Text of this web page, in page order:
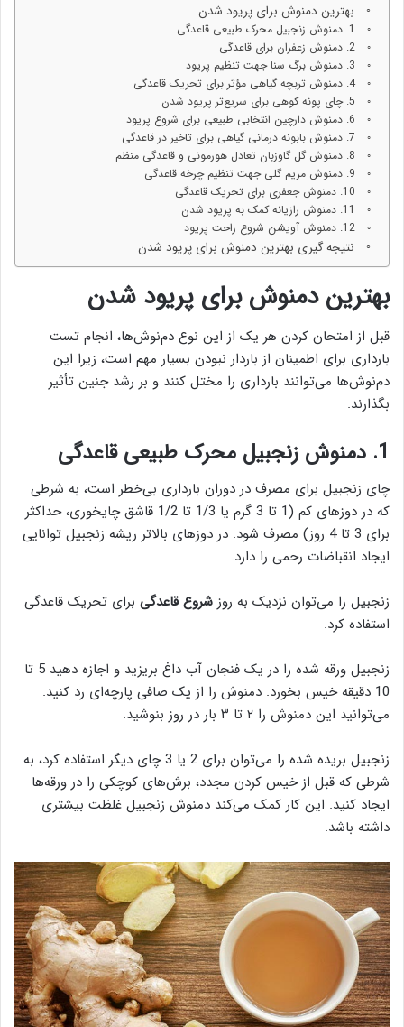
بهترین دمنوش برای پریود شدن
1. دمنوش زنجبیل محرک طبیعی قاعدگی
2. دمنوش زعفران برای قاعدگی
3. دمنوش برگ سنا جهت تنظیم پریود
4. دمنوش تربچه گیاهی مؤثر برای تحریک قاعدگی
5. چای پونه کوهی برای سریع‌تر پریود شدن
6. دمنوش دارچین انتخابی طبیعی برای شروع پریود
7. دمنوش بابونه درمانی گیاهی برای تاخیر در قاعدگی
8. دمنوش گل گاوزبان تعادل هورمونی و قاعدگی منظم
9. دمنوش مریم گلی جهت تنظیم چرخه قاعدگی
10. دمنوش جعفری برای تحریک قاعدگی
11. دمنوش رازیانه کمک به پریود شدن
12. دمنوش آویشن شروع راحت پریود
نتیجه گیری بهترین دمنوش برای پریود شدن
بهترین دمنوش برای پریود شدن
قبل از امتحان کردن هر یک از این نوع دم‌نوش‌ها، انجام تست
بارداری برای اطمینان از باردار نبودن بسیار مهم است، زیرا این
دم‌نوش‌ها می‌توانند بارداری را مختل کنند و بر رشد جنین تأثیر
بگذارند.
1. دمنوش زنجبیل محرک طبیعی قاعدگی
چای زنجبیل برای مصرف در دوران بارداری بی‌خطر است، به شرطی
که در دوزهای کم (1 تا 3 گرم یا 1/3 تا 1/2 قاشق چایخوری، حداکثر
برای 3 تا 4 روز) مصرف شود. در دوزهای بالاتر ریشه زنجبیل توانایی
ایجاد انقباضات رحمی را دارد.
زنجبیل را می‌توان نزدیک به ‌روز شروع قاعدگی برای تحریک قاعدگی
استفاده کرد.
زنجبیل ورقه شده را در یک فنجان آب داغ بریزید و اجازه دهید 5 تا
10 دقیقه خیس بخورد. دمنوش را از یک صافی پارچه‌ای رد کنید.
می‌توانید این دمنوش را ۲ تا ۳ بار در روز بنوشید.
زنجبیل بریده شده را می‌توان برای 2 یا 3 چای دیگر استفاده کرد، به
شرطی که قبل از خیس کردن مجدد، برش‌های کوچکی را در ورقه‌ها
ایجاد کنید. این کار کمک می‌کند دمنوش زنجبیل غلظت بیشتری
داشته باشد.